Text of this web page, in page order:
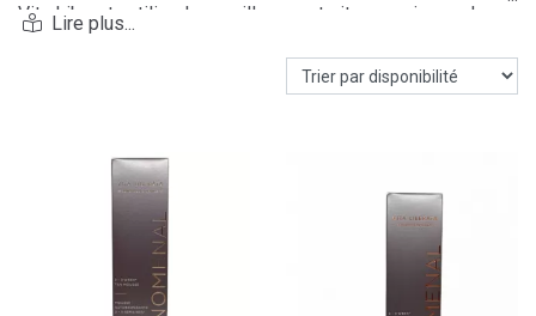
Vita Liberata utilise les meilleurs extraits organiques dans
Les produits sont hydratants, à séchage rapide et sans
Ils ont été créés pour ne ressembler à rien sur votre peau
et se fanent magnifiquement, tout comme un bronzage